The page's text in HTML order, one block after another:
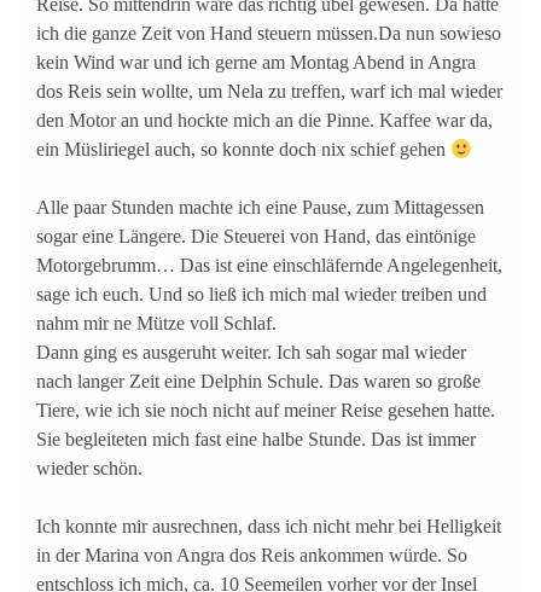
Reise. So mittendrin wäre das richtig übel gewesen. Da hätte
ich die ganze Zeit von Hand steuern müssen.Da nun sowieso
kein Wind war und ich gerne am Montag Abend in Angra
dos Reis sein wollte, um Nela zu treffen, warf ich mal wieder
den Motor an und hockte mich an die Pinne. Kaffee war da,
ein Müsliriegel auch, so konnte doch nix schief gehen
Alle paar Stunden machte ich eine Pause, zum Mittagessen
sogar eine Längere. Die Steuerei von Hand, das eintönige
Motorgebrumm… Das ist eine einschläfernde Angelegenheit,
sage ich euch. Und so ließ ich mich mal wieder treiben und
nahm mir ne Mütze voll Schlaf.
Dann ging es ausgeruht weiter. Ich sah sogar mal wieder
nach langer Zeit eine Delphin Schule. Das waren so große
Tiere, wie ich sie noch nicht auf meiner Reise gesehen hatte.
Sie begleiteten mich fast eine halbe Stunde. Das ist immer
wieder schön.
Ich konnte mir ausrechnen, dass ich nicht mehr bei Helligkeit
in der Marina von Angra dos Reis ankommen würde. So
entschloss ich mich, ca. 10 Seemeilen vorher vor der Insel